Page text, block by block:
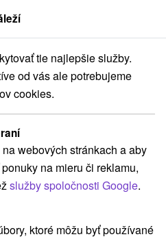
kraj Buková Hrad Ostrý Kameň
do miesta
tie najlepšie služby.
od vás ale potrebujeme
cookies.
webových stránkach a aby
na mieru či reklamu,
služby spoločnosti Google.
ktoré môžu byť používané